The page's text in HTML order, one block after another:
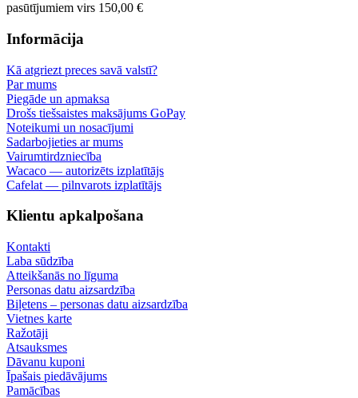
pasūtījumiem virs 150,00 €
Informācija
Kā atgriezt preces savā valstī?
Par mums
Piegāde un apmaksa
Drošs tiešsaistes maksājums GoPay
Noteikumi un nosacījumi
Sadarbojieties ar mums
Vairumtirdzniecība
Wacaco — autorizēts izplatītājs
Cafelat — pilnvarots izplatītājs
Klientu apkalpošana
Kontakti
Laba sūdzība
Atteikšanās no līguma
Personas datu aizsardzība
Biļetens – personas datu aizsardzība
Vietnes karte
Ražotāji
Atsauksmes
Dāvanu kuponi
Īpašais piedāvājums
Pamācības